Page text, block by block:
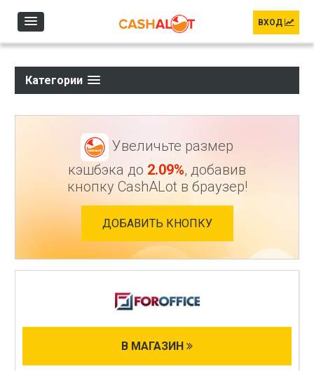
ВХОД
Категории
Увеличьте размер
кэшбэка до 2.09%, добавив
кнопку CashALot в браузер!
ДОБАВИТЬ КНОПКУ
В МАГАЗИН